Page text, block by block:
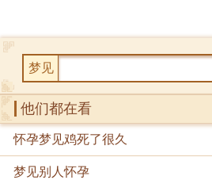
梦见
他们都在看
怀孕梦见鸡死了很久
梦见别人怀孕